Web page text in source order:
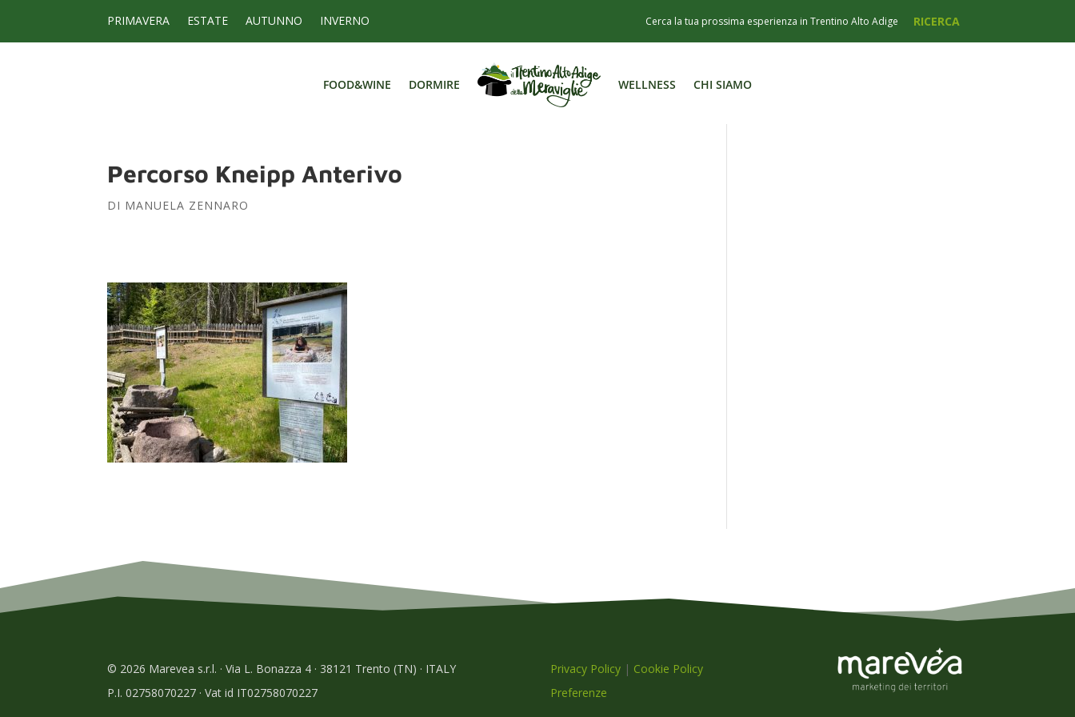
PRIMAVERA ESTATE AUTUNNO INVERNO
FOOD&WINE DORMIRE WELLNESS CHI SIAMO
Percorso Kneipp Anterivo
DI MANUELA ZENNARO
© 2026 Marevea s.r.l. · Via L. Bonazza 4 · 38121 Trento (TN) · ITALY
P.I. 02758070227 · Vat id IT02758070227
Privacy Policy | Cookie Policy
Preferenze